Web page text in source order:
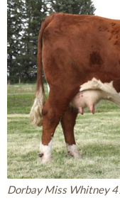
Dorbay Miss Whitney